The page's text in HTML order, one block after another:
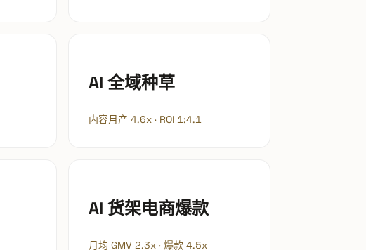
AI 全域种草
内容月产 4.6x · ROI 1:4.1
AI 货架电商爆款
月均 GMV 2.3x · 爆款 4.5x